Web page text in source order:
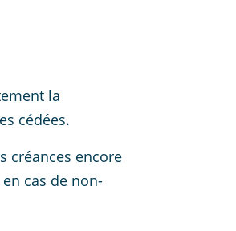
la
cédées.
créances encore
cas de non-